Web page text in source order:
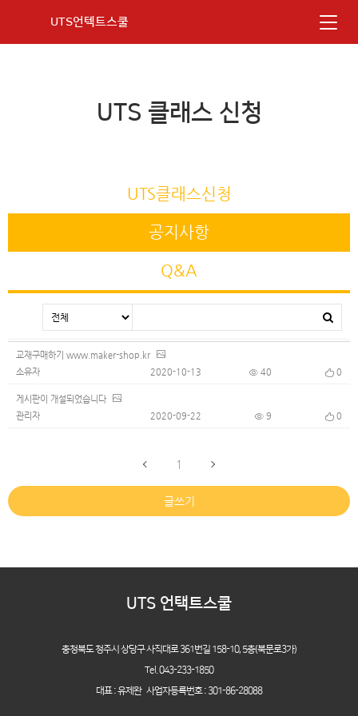
UTS언텍트스쿨
UTS 클래스 신청
UTS클래스신청
공지사항
Q&A
교재구매하기 www.maker-shop.kr
소유자
0
40
2020-10-13
게시판이 개설되었습니다
관리자
0
9
2020-09-22
1
글쓰기
UTS 언택트스쿨
충청북도 청주시 상당구 사직대로 361번길 158-10, 5층(북문로3가)
Tel. 043-233-1850
대표 : 유제완 사업자등록번호 : 301-86-28088